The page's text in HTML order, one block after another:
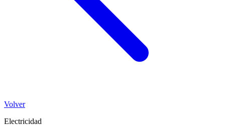
Volver
Electricidad